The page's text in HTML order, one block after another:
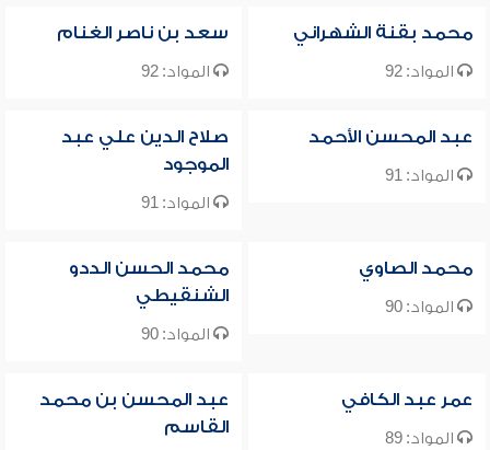
محمد بقنة الشهراني
المواد: 92
سعد بن ناصر الغنام
المواد: 92
عبد المحسن الأحمد
المواد: 91
صلاح الدين علي عبد
الموجود
المواد: 91
محمد الصاوي
المواد: 90
محمد الحسن الددو
الشنقيطي
المواد: 90
عمر عبد الكافي
المواد: 89
عبد المحسن بن محمد
القاسم